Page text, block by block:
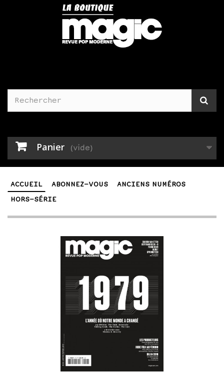
Panier (vide)
ACCUEIL ABONNEZ-VOUS
ANCIENS NUMÉROS
HORS-SÉRIE